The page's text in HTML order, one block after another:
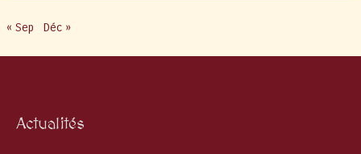
« Sep Déc »
Actualités